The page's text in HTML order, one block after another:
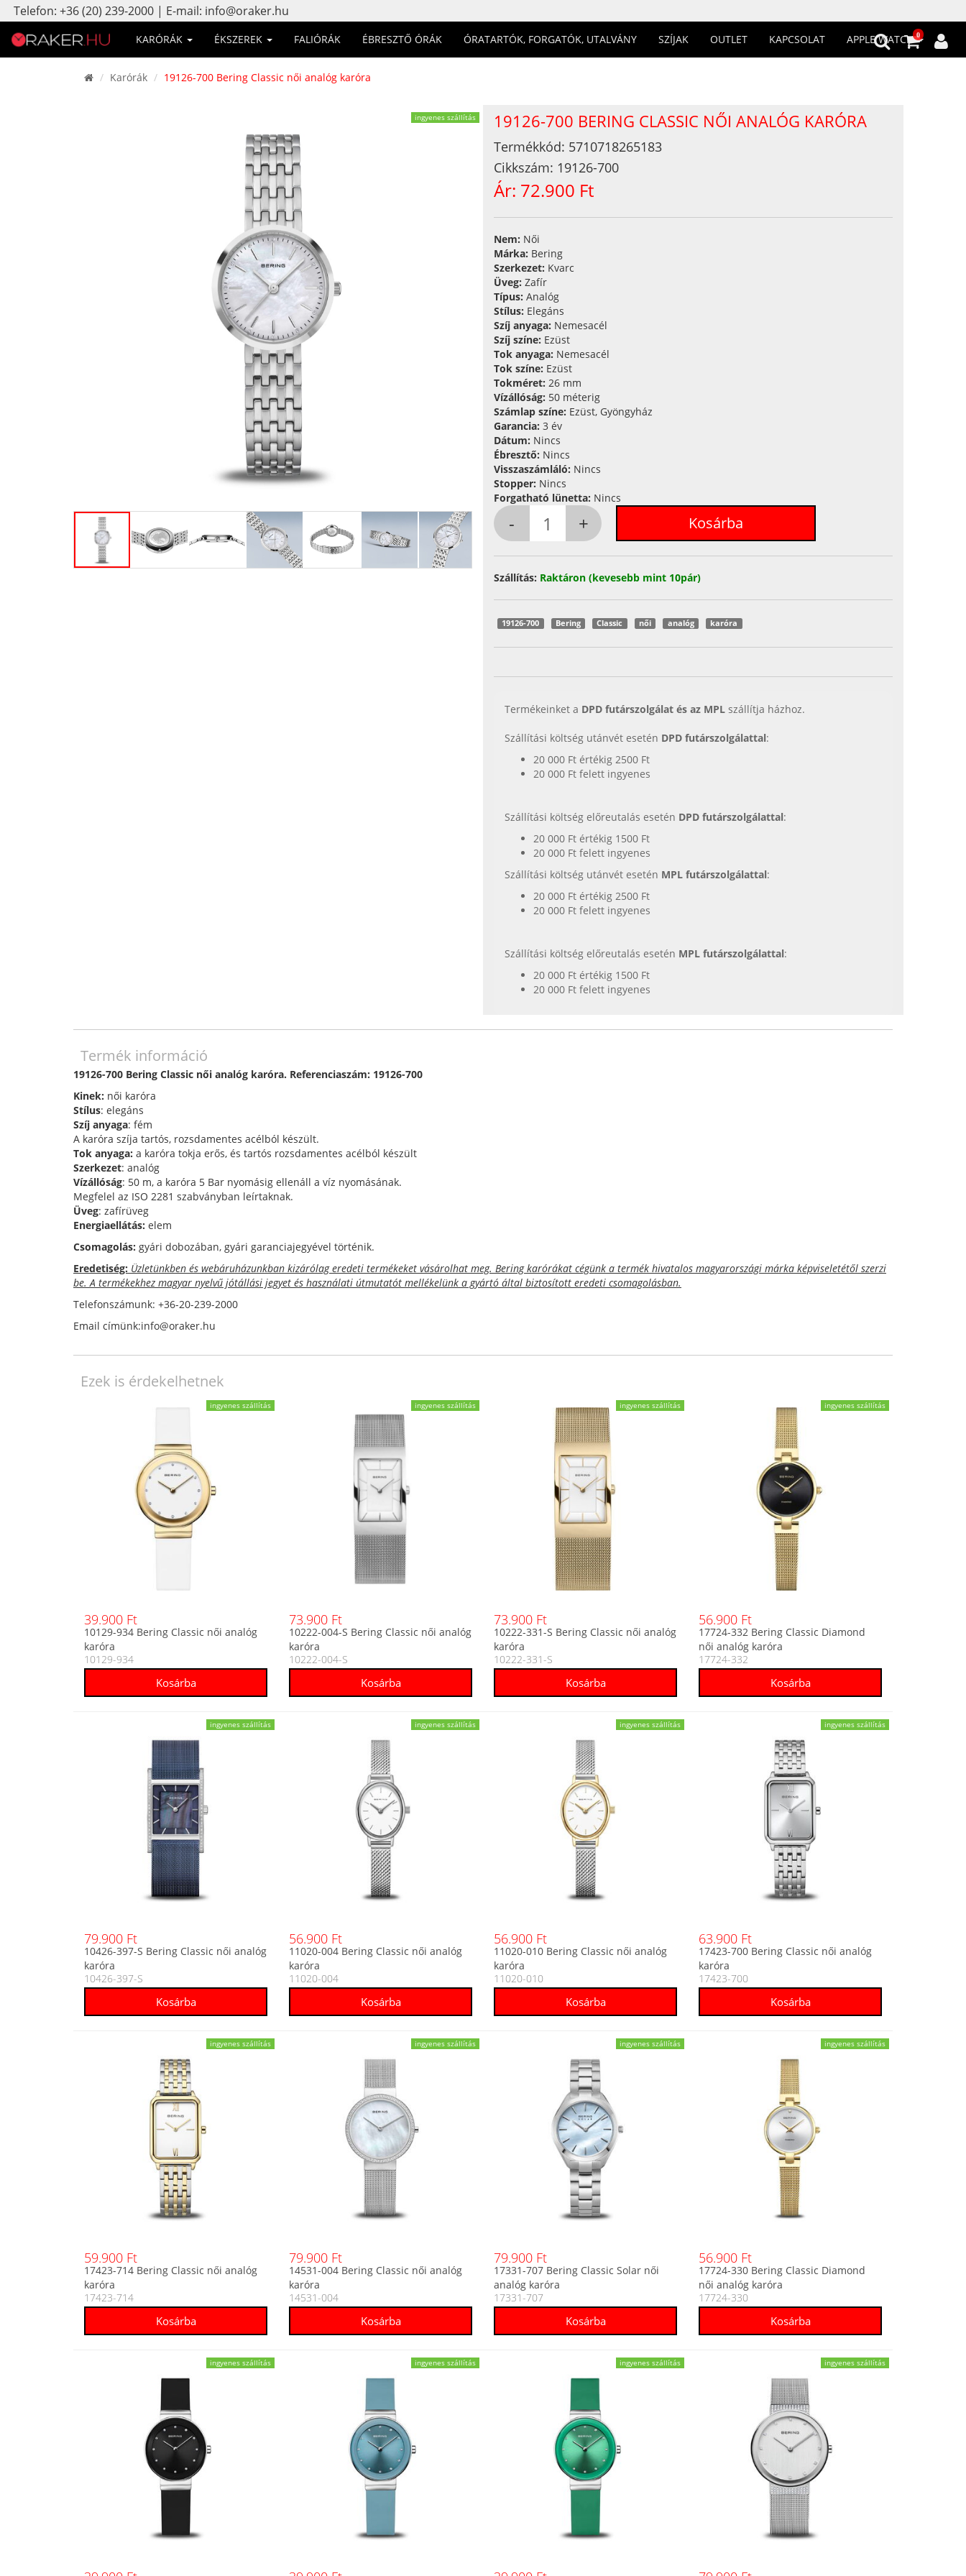
Telefon: +36 (20) 239-2000 | E-mail: info@oraker.hu
0
KARÓRÁK ÉKSZEREK FALIÓRÁK ÉBRESZTŐ ÓRÁK ÓRATARTÓK, FORGATÓK, UTALVÁNY SZÍJAK OUTLET KAPCSOLAT APPLE WATCH
Karórák 19126-700 Bering Classic női analóg karóra
ingyenes szállítás 19126-700 BERING CLASSIC NŐI ANALÓG KARÓRA
Termékkód: 5710718265183
Cikkszám: 19126-700
Ár: 72.900 Ft
Nem: Női
Márka: Bering
Szerkezet: Kvarc
Üveg: Zafír
Típus: Analóg
Stílus: Elegáns
Szíj anyaga: Nemesacél
Szíj színe: Ezüst
Tok anyaga: Nemesacél
Tok színe: Ezüst
Tokméret: 26 mm
Vízállóság: 50 méterig
Számlap színe: Ezüst, Gyöngyház
Garancia: 3 év
Dátum: Nincs
Ébresztő: Nincs
Visszaszámláló: Nincs
Stopper: Nincs
Forgatható lünetta: Nincs
Szállítás: Raktáron (kevesebb mint 10pár)
19126-700 Bering Classic női analóg karóra
Termékeinket a DPD futárszolgálat és az MPL szállítja házhoz.
Szállítási költség utánvét esetén DPD futárszolgálattal:
20 000 Ft értékig 2500 Ft
20 000 Ft felett ingyenes
Szállítási költség előreutalás esetén DPD futárszolgálattal:
20 000 Ft értékig 1500 Ft
20 000 Ft felett ingyenes
Szállítási költség utánvét esetén MPL futárszolgálattal:
20 000 Ft értékig 2500 Ft
20 000 Ft felett ingyenes
Szállítási költség előreutalás esetén MPL futárszolgálattal:
20 000 Ft értékig 1500 Ft
20 000 Ft felett ingyenes
Termék információ
19126-700 Bering Classic női analóg karóra. Referenciaszám: 19126-700
Kinek: női karóra
Stílus: elegáns
Szíj anyaga: fém
A karóra szíja tartós, rozsdamentes acélból készült.
Tok anyaga: a karóra tokja erős, és tartós rozsdamentes acélból készült
Szerkezet: analóg
Vízállóság: 50 m, a karóra 5 Bar nyomásig ellenáll a víz nyomásának.
Megfelel az ISO 2281 szabványban leírtaknak.
Üveg: zafírüveg
Energiaellátás: elem
Csomagolás: gyári dobozában, gyári garanciajegyével történik.
Eredetiség: Üzletünkben és webáruházunkban kizárólag eredeti termékeket vásárolhat meg. Bering karórákat cégünk a termék hivatalos magyarországi márka képviseletétől szerzi
be. A termékekhez magyar nyelvű jótállási jegyet és használati útmutatót mellékelünk a gyártó által biztosított eredeti csomagolásban.
Telefonszámunk: +36-20-239-2000
Email címünk:info@oraker.hu
Ezek is érdekelhetnek
ingyenes szállítás
39.900 Ft
10129-934 Bering Classic női analóg
karóra
10129-934
ingyenes szállítás
73.900 Ft
10222-004-S Bering Classic női analóg
karóra
10222-004-S
ingyenes szállítás
73.900 Ft
10222-331-S Bering Classic női analóg
karóra
10222-331-S
ingyenes szállítás
56.900 Ft
17724-332 Bering Classic Diamond
női analóg karóra
17724-332
ingyenes szállítás
79.900 Ft
10426-397-S Bering Classic női analóg
karóra
10426-397-S
ingyenes szállítás
56.900 Ft
11020-004 Bering Classic női analóg
karóra
11020-004
ingyenes szállítás
56.900 Ft
11020-010 Bering Classic női analóg
karóra
11020-010
ingyenes szállítás
63.900 Ft
17423-700 Bering Classic női analóg
karóra
17423-700
ingyenes szállítás
59.900 Ft
17423-714 Bering Classic női analóg
karóra
17423-714
ingyenes szállítás
79.900 Ft
14531-004 Bering Classic női analóg
karóra
14531-004
ingyenes szállítás
79.900 Ft
17331-707 Bering Classic Solar női
analóg karóra
17331-707
ingyenes szállítás
56.900 Ft
17724-330 Bering Classic Diamond
női analóg karóra
17724-330
ingyenes szállítás ingyenes szállítás ingyenes szállítás ingyenes szállítás